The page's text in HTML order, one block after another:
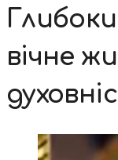
вічне